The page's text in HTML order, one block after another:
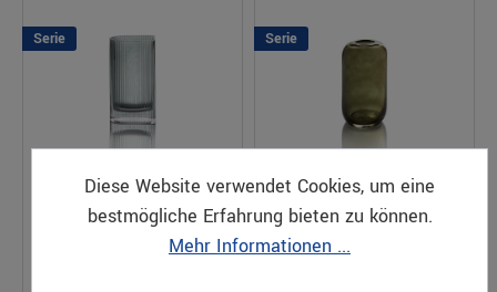
Serie
Glasvase H20cm STYLE
Serie
Glasvase H25,5cm
Diese Website verwendet Cookies, um eine
bestmögliche Erfahrung bieten zu können.
Mehr Informationen ...